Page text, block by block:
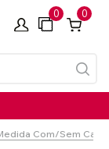
0 0
Com/sem Calha